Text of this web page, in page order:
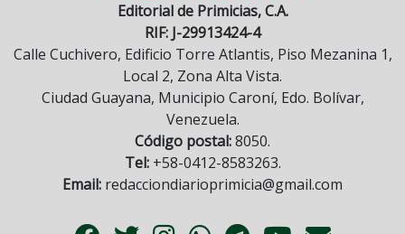
Editorial de Primicias, C.A.
RIF: J-29913424-4
Calle Cuchivero, Edificio Torre Atlantis, Piso Mezanina 1,
Local 2, Zona Alta Vista.
Ciudad Guayana, Municipio Caroní, Edo. Bolívar,
Venezuela.
Código postal:8050.
Tel:+58-0412-8583263.
Email: redacciondiarioprimicia@gmail.com